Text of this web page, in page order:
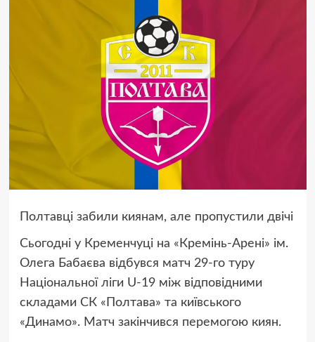
Полтавці забили киянам, але пропустили двічі
Сьогодні у Кременчуці на «Кремінь-Арені» ім.
Олега Бабаєва відбувся матч 29-го туру
Національної ліги U-19 між відповідними
складами СК «Полтава» та київського
«Динамо». Матч закінчився перемогою киян.